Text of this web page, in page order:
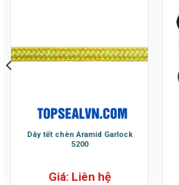
Dây tết chèn Aramid Garlock
5200
Giá: Liên hệ